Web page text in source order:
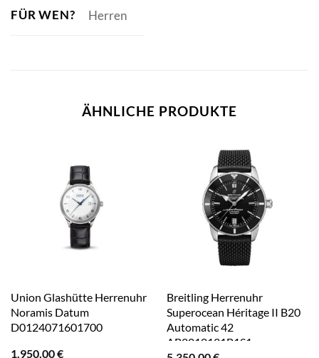
FÜR WEN? Herren
ÄHNLICHE PRODUKTE
Union Glashütte Herrenuhr
Noramis Datum
D0124071601700
1.950,00€
Breitling Herrenuhr
Superocean Héritage II B20
Automatic 42
AB2010121B1S1